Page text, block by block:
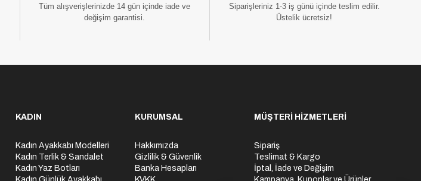
Tüm alışverişlerinizde 14 gün içinde iade ve
değişim garantisi.
Siparişleriniz 1-3 iş günü içinde teslim edilir.
Üstelik ücretsiz!
KADIN
Kadın Ayakkabı Modelleri
Kadın Terlik & Sandalet
Kadın Yaz Botları
KURUMSAL
Hakkımızda
Gizlilik & Güvenlik
Banka Hesapları
MÜŞTERİ HİZMETLERİ
Sipariş
Teslimat & Kargo
İptal, İade ve Değişim